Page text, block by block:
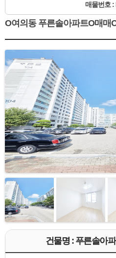
매물번호 :
O여의동 푸른솔아파트O매매
건물명 : 푸른솔아